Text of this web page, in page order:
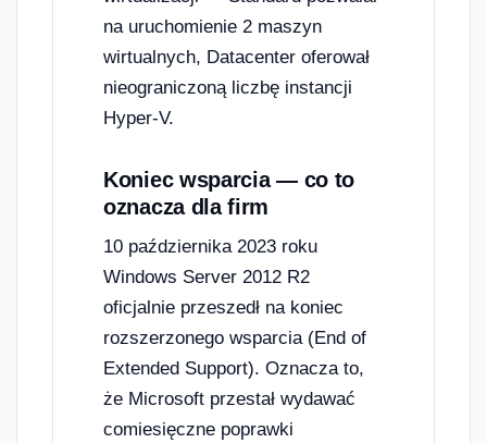
na uruchomienie 2 maszyn
wirtualnych, Datacenter oferował
nieograniczoną liczbę instancji
Hyper-V.
Koniec wsparcia — co to
oznacza dla firm
10 października 2023 roku
Windows Server 2012 R2
oficjalnie przeszedł na koniec
rozszerzonego wsparcia (End of
Extended Support). Oznacza to,
że Microsoft przestał wydawać
comiesięczne poprawki